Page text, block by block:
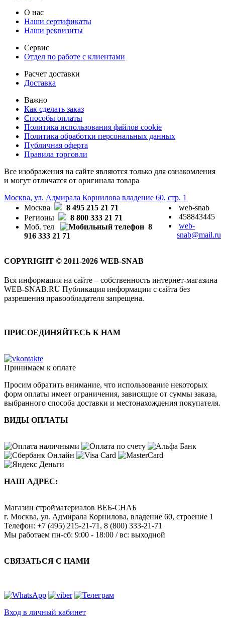
О нас
Наши сертификаты
Наши реквизиты
Сервис
Отдел по работе с клиентами
Расчет доставки
Доставка
Важно
Как сделать заказ
Способы оплаты
Политика использования файлов cookie
Политика обработки персональных данных
Публичная оферта
Правила торговли
Все изображения на сайте являются только для ознакомления
и могут отличатся от оригинала товара
Москва, ул. Адмирала Корнилова владение 60, стр. 1
Москва
8 495 215 21 71
Регионы
8 800 333 21 71
Моб. тел
8
916 333 21 71
web-snab
458843445
web-
snab@mail.ru
COPYRIGHT © 2011-2026 WEB-SNAB
Вся информация на сайте – собственность интернет-магазина
WEB-SNAB.RU Публикация информации с сайта без
разрешения правообладателя запрещена.
ПРИСОЕДИНЯЙТЕСЬ К НАМ
Принимаем к оплате
Просим обратить внимание, что использование некоторых
форм оплаты имеет ограничения, зависящие от суммы заказа,
выбранного способа доставки и местонахождения покупателя.
ВИДЫ ОПЛАТЫ
НАШ АДРЕС:
Магазин стройматериалов ВЕБ-СНАБ
г. Москва, ул. Адмирала Корнилова, владение 60, строение 1
Телефон: +7 (495) 215-21-71 , 8 (800) 333-21-71
Мы работаем пн-сб: 9:00 - 18:00 / вс: выходной
СВЯЗАТЬСЯ С НАМИ
Вход в личный кабинет